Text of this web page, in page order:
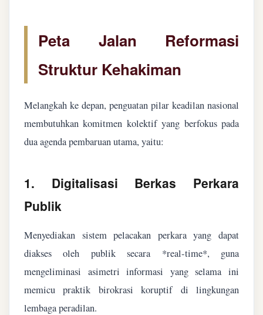
Peta Jalan Reformasi
Struktur Kehakiman
Melangkah ke depan, penguatan pilar keadilan nasional
membutuhkan komitmen kolektif yang berfokus pada
dua agenda pembaruan utama, yaitu:
1. Digitalisasi Berkas Perkara
Publik
Menyediakan sistem pelacakan perkara yang dapat
diakses oleh publik secara *real-time*, guna
mengeliminasi asimetri informasi yang selama ini
memicu praktik birokrasi koruptif di lingkungan
lembaga peradilan.